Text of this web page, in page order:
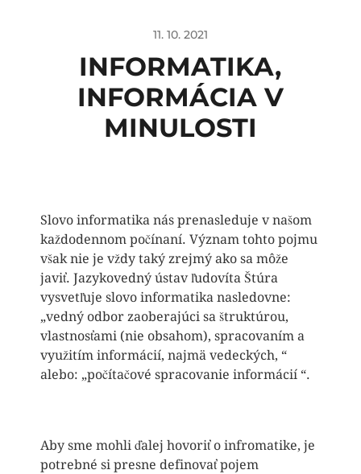
11. 10. 2021
INFORMATIKA,
INFORMÁCIA V
MINULOSTI
Slovo informatika nás prenasleduje v našom
každodennom počínaní. Význam tohto pojmu
však nie je vždy taký zrejmý ako sa môže
javiť. Jazykovedný ústav ľudovíta Štúra
vysvetľuje slovo informatika nasledovne:
„vedný odbor zaoberajúci sa štruktúrou,
vlastnosťami (nie obsahom), spracovaním a
využitím informácií, najmä vedeckých, “
alebo: „počítačové spracovanie informácií “.
Aby sme mohli ďalej hovoriť o infromatike, je
potrebné si presne definovať pojem